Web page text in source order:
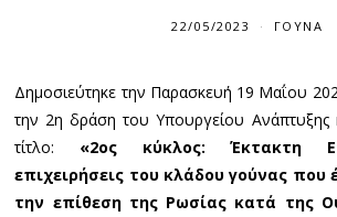
22/05/2023
5
2
0
2
3
ΓΟΎΝΑ
Δημοσιεύτηκε την Παρασκευή 19 Μαΐου
την 2η δράση του Υπουργείου Ανάπτυξης
τίτλο: «2ος κύκλος: Έκτακτη
επιχειρήσεις του κλάδου γούνας που
την επίθεση της Ρωσίας κατά της